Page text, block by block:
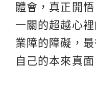
體會，真正開
一關的超越心
業障的障礙，
自己的本來真面